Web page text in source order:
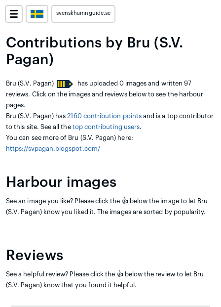
svenskhamnguide.se
Contributions by Bru (S.V.
Pagan)
Bru (S.V. Pagan)
has uploaded 0 images and written 97
reviews. Click on the images and reviews below to see the harbour
pages.
Bru (S.V. Pagan) has2160 contribution pointsand is a top contributor
to this site. See all the top contributing users.
You can see more of Bru (S.V. Pagan) here:
https://svpagan.blogspot.com/
Harbour images
See an image you like? Please click the 👍 below the image to let Bru
(S.V. Pagan) know you liked it. The images are sorted by popularity.
Reviews
See a helpful review? Please click the 👍 below the review to let Bru
(S.V. Pagan) know that you found it helpful.